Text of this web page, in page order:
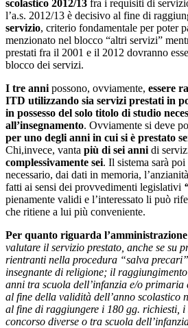
scolastico 2012/13 fra i requisiti di
l’a.s. 2012/13 è decisivo al fine di
servizio, criterio fondamentale per poter
menzionato nel blocco “altri servizi”
prestati fra il 2001 e il 2012 dovranno
blocco dei servizi.
I tre anni possono, ovviamente, essere
ITD utilizzando sia servizi prestati in
in possesso del solo titolo di studio
all’insegnamento. Ovviamente si deve
per uno degli anni in cui si è prestato
Chi,invece, vanta più di sei anni di
complessivamente sei. Il sistema sarà
necessario, dai dati in memoria,
fatti ai sensi dei provvedimenti legislativi
pienamente validi e l’interessato li può
che ritiene a lui più conveniente.
Per quanto riguarda
valutare il servizio prestato, anche se su
rientranti nella procedura “salva
insegnante di religione; il
anni tra scuola dell’infanzia e/o
al fine della validità dell’anno scolastico
al fine di raggiungere i 180 gg. richiesti, i
concorso diverse o tra scuola